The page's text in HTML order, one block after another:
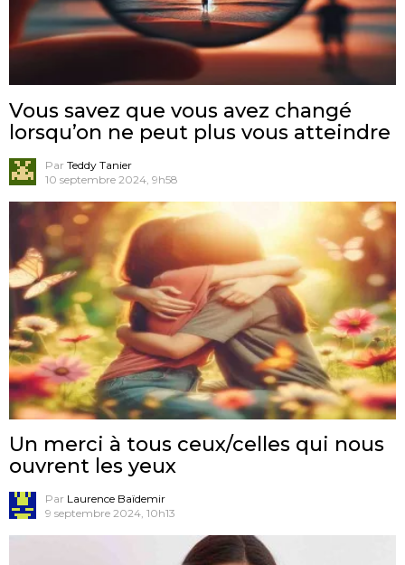
Vous savez que vous avez changé
lorsqu’on ne peut plus vous atteindre
Par Teddy Tanier
10 septembre 2024, 9h58
Un merci à tous ceux/celles qui nous
ouvrent les yeux
Par Laurence Baïdemir
9 septembre 2024, 10h13